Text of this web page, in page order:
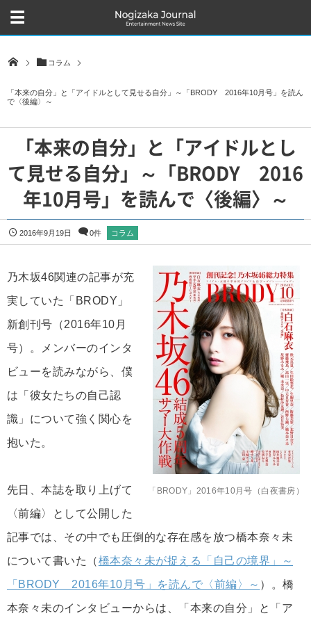
コラム
「本来の自分」と「アイドルとして見せる自分」～「BRODY 2016年10月号」を読ん
で〈後編〉～
「本来の自分」と「アイドルとし
て見せる自分」～「BRODY 2016
年10月号」を読んで〈後編〉～
2016年9月19日 0件 コラム
「BRODY」2016年10月号（白夜書房）
乃木坂46関連の記事が充
実していた「BRODY」
新創刊号（2016年10月
号）。メンバーのインタ
ビューを読みながら、僕
は「彼女たちの自己認
識」について強く関心を
抱いた。
先日、本誌を取り上げて
〈前編〉として公開した
記事では、その中でも圧倒的な存在感を放つ橋本奈々未
について書いた（橋本奈々未が捉える「自己の境界」～
「BRODY 2016年10月号」を読んで〈前編〉～ ）。橋
本奈々未のインタビューからは、「本来の自分」と「ア